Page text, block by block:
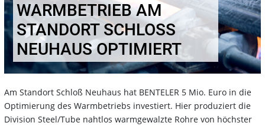
WARMBETRIEB AM
STANDORT SCHLOSS N
EUHAUS OPTIMIERT
Am Standort Schloß Neuhaus hat BENTELER 5 Mio. Euro in die
Optimierung des Warmbetriebs investiert. Hier produziert die
Division Steel/Tube nahtlos warmgewalzte Rohre von höchster